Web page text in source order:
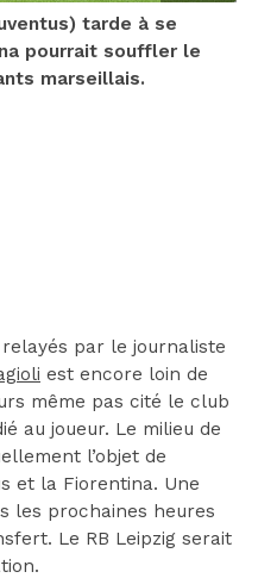
tarde à se
pourrait souffler le
marseillais.
par le journaliste
est encore loin de
même pas cité le club
au joueur. Le milieu de
l’objet de
et la Fiorentina. Une
les prochaines heures
Le RB Leipzig serait